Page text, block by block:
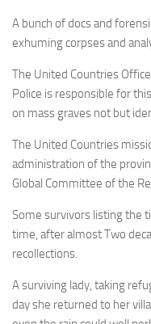
A bunch of docs and
exhuming corpses and
The United Countries
Police is responsible for
on mass graves not but
The United Countries
administration of the
Global Committee of the
Some survivors listing the
time, after almost Two
recollections.
A surviving lady, taking
day she returned to her